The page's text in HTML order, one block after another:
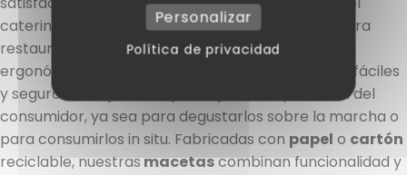
2 notas
catering, estos
conosson la solución perfecta para
restaurantes y food trucks. Gracias a su forma
ergonómica, estos
son fáciles
y seguros de sujetar, lo que mejora la experiencia del
consumidor, ya sea para degustarlos sobre la marcha o
para consumirlos in situ. Fabricadas con papel o cartón
reciclable, nuestrasmacetascombinan funcionalidad y
Personalizar
Política de privacidad